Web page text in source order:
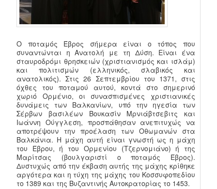
Ο ποταμός Έβρος σήμερα είναι ο τόπος που
συναντώνται η Ανατολή με τη Δύση. Είναι ένα
σταυροδρόμι θρησκειών (χριστιανισμός και ισλάμ)
και πολιτισμών (ελληνικός, σλαβικός και
ανατολικός). Στις 26 Σεπτεμβρίου του 1371, στις
όχθες του ποταμού αυτού, κοντά στο σημερινό
χωριό Ορμένιο, οι συνασπισμένες χριστιανικές
δυνάμεις των Βαλκανίων, υπό την ηγεσία των
Σέρβων βασιλέων Βουκασίν Μρνιάβτσεβιτς και
Ιωάννη Ούγγλεση, προσπάθησαν ανεπιτυχώς να
αποτρέψουν την προέλαση των Οθωμανών στα
Βαλκάνια. Η μάχη αυτή είναι γνωστή ως η μάχη
του Έβρου, ή του Ορμενίου (Τζερνομιάνο) ή της
Μαρίτσας (βουλγαριστί ο ποταμός Έβρος).
Δυστυχώς από την έκβαση αυτής της μάχης κρίθηκε
αργότερα και η τύχη της μάχης του Κοσσυφοπεδίου
το 1389 και της Βυζαντινής Αυτοκρατορίας το 1453.